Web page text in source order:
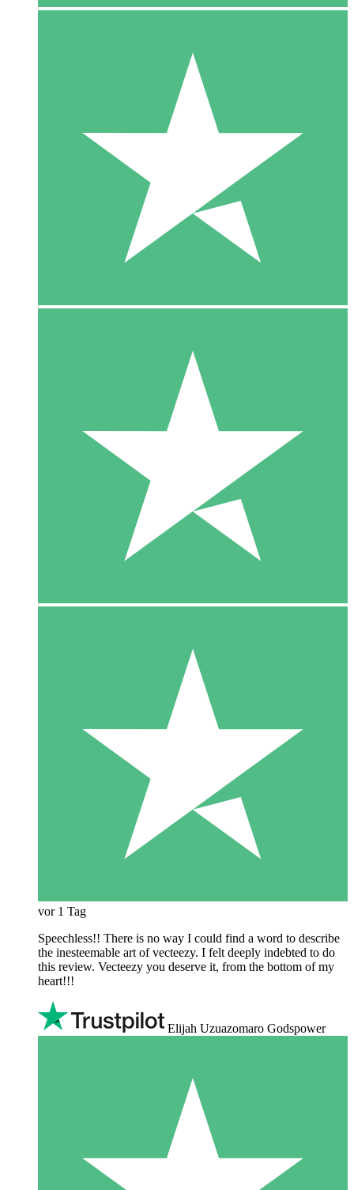
vor 1 Tag
Speechless!! There is no way I could find a word to describe
the inesteemable art of vecteezy. I felt deeply indebted to do
this review. Vecteezy you deserve it, from the bottom of my
heart!!!
Elijah Uzuazomaro Godspower